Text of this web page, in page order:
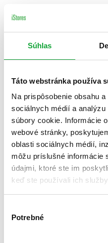
Súhlas
Táto webstránka používa
Na prispôsobenie obsahu
sociálnych médií a
súbory cookie. Informácie
webové stránky,
oblasti sociálnych médií,
môžu príslušné informácie
údajmi, ktoré ste im
keď ste používali ich
súhlasu
Potrebné